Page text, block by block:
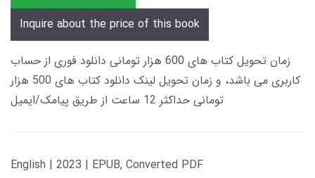
Inquire about the price of this book
زمان تحویل کتاب های 600 هزار تومانی دانلود فوری از حساب
کاربری می باشد، و زمان تحویل لینک دانلود کتاب های 500 هزار
تومانی حداکثر 12 ساعت از طریق پیامک/ایمیل
English | 2023 | EPUB, Converted PDF